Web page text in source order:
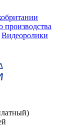
производства
Видеоролики